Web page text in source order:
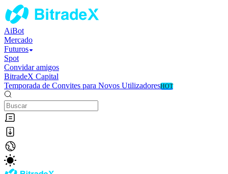
AiBot
Mercado
Futuros
Spot
Convidar amigos
BitradeX Capital
Temporada de Convites para Novos UtilizadoresHOT